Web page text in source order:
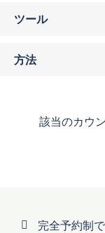
ツール
方法
該当のカウ
完全予約制で